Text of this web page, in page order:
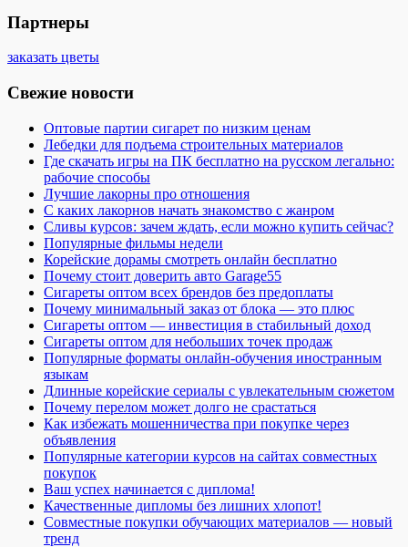
Партнеры
заказать цветы
Свежие новости
Оптовые партии сигарет по низким ценам
Лебедки для подъема строительных материалов
Где скачать игры на ПК бесплатно на русском легально:
рабочие способы
Лучшие лакорны про отношения
С каких лакорнов начать знакомство с жанром
Сливы курсов: зачем ждать, если можно купить сейчас?
Популярные фильмы недели
Корейские дорамы смотреть онлайн бесплатно
Почему стоит доверить авто Garage55
Сигареты оптом всех брендов без предоплаты
Почему минимальный заказ от блока — это плюс
Сигареты оптом — инвестиция в стабильный доход
Сигареты оптом для небольших точек продаж
Популярные форматы онлайн-обучения иностранным
языкам
Длинные корейские сериалы с увлекательным сюжетом
Почему перелом может долго не срастаться
Как избежать мошенничества при покупке через
объявления
Популярные категории курсов на сайтах совместных
покупок
Ваш успех начинается с диплома!
Качественные дипломы без лишних хлопот!
Совместные покупки обучающих материалов — новый
тренд